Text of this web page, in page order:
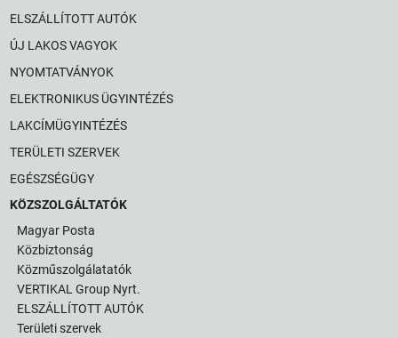
ELSZÁLLÍTOTT AUTÓK
ÚJ LAKOS VAGYOK
NYOMTATVÁNYOK
ELEKTRONIKUS ÜGYINTÉZÉS
LAKCÍMÜGYINTÉZÉS
TERÜLETI SZERVEK
EGÉSZSÉGÜGY
KÖZSZOLGÁLTATÓK
Magyar Posta
Közbiztonság
Közműszolgálatatók
VERTIKAL Group Nyrt.
ELSZÁLLÍTOTT AUTÓK
Területi szervek